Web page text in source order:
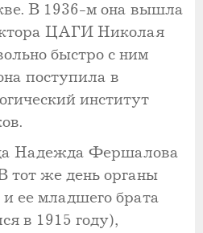
В 1936-м она вышла
ЦАГИ Николая
быстро с ним
поступила в
институт
Надежда Фершалова
тот же день органы
ее младшего брата
в 1915 году),